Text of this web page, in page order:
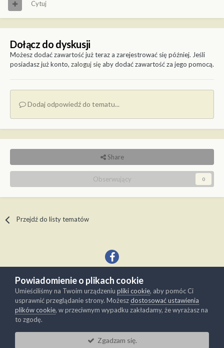
Cytuj
Dołącz do dyskusji
Możesz dodać zawartość już teraz a zarejestrować się później. Jeśli
posiadasz już konto, zaloguj sięaby dodać zawartość za jego pomocą.
Dodaj odpowiedź do tematu...
Share
Obserwujący 0
Przejdź do listy tematów
Język Kontakt
Copyright © Modelwork.pl
Powered by Invision Community
Powiadomienie o plikach cookie
Umieściliśmy na Twoim urządzeniu pliki cookie, aby pomóc Ci
usprawnić przeglądanie strony. Możeszdostosować ustawienia
plików cookie, w przeciwnym wypadku zakładamy, że wyrażasz na
to zgodę.
Zgadzam się.